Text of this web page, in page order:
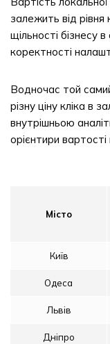
залежить від рівня
щільності бізнесу
коректності
Водночас той
різну ціну кліка в
внутрішньою
орієнтири вартості
Місто
Київ
Одеса
Львів
Дніпро